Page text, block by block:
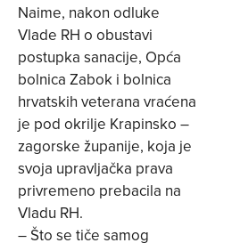
Naime, nakon odluke
Vlade RH o obustavi
postupka sanacije, Opća
bolnica Zabok i bolnica
hrvatskih veterana vraćena
je pod okrilje Krapinsko –
zagorske županije, koja je
svoja upravljačka prava
privremeno prebacila na
Vladu RH.
– Što se tiče samog